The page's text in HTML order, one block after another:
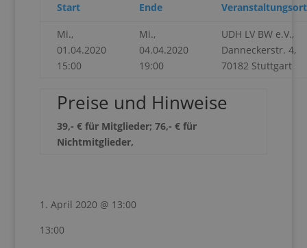
Start Ende Veranstaltungsort
Mi.,
01.04.2020
15:00
Mi.,
04.04.2020
19:00
UDH LV BW e.V.,
Danneckerstr. 4,
70182 Stuttgart
Preise und Hinweise
39,- € für Mitglieder; 76,- € für
Nichtmitglieder,
1. April 2020 @ 13:00
13:00